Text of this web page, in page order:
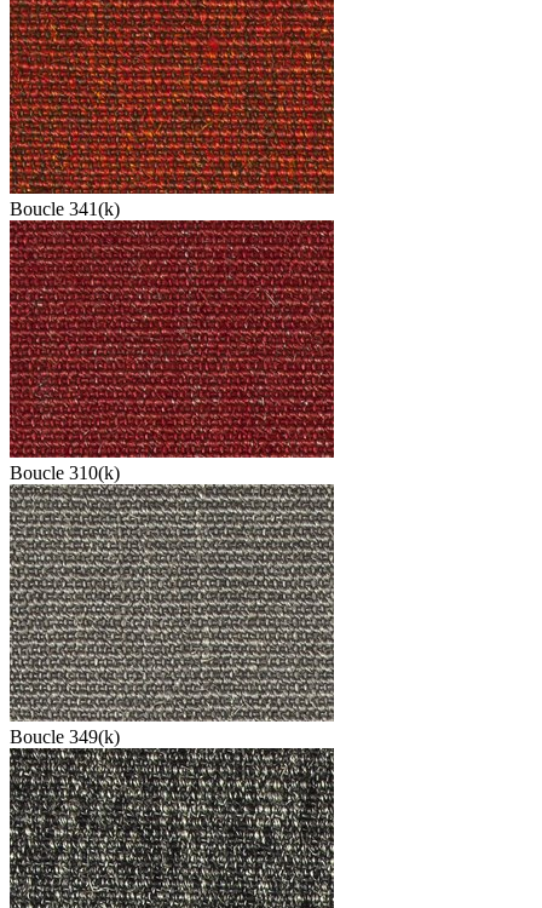
Boucle 341(k)
Boucle 310(k)
Boucle 349(k)